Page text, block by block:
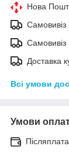
Нова
Самовивіз
Самовивіз
Доставка
Всі умови
Умови
Післяплата